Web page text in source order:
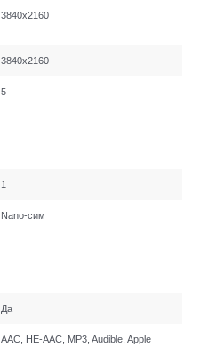
3840х2160
3840х2160
5
1
Nano-сим
Да
AAC, HE-AAC, MP3, Audible, Apple